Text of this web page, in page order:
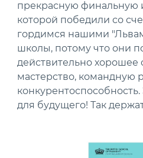
прекрасную финальную
которой победили со
гордимся нашими
школы, потому что они
действительно хорошее
мастерство, командную
для будущего! Так